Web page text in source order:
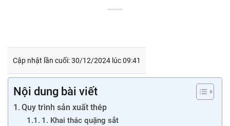
Cập nhật lần cuối: 30/12/2024 lúc 09:41
Nội dung bài viết
Quy trình sản xuất thép
1. Khai thác quặng sắt